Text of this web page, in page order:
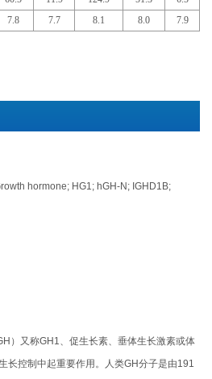
7.8 7.7 8.1 8.0 7.9
hormone; HG1; hGH-N; IGHD1B;
）又称GH1、促生长素、垂体生长激素或体
长控制中起重要作用。人类GH分子是由191